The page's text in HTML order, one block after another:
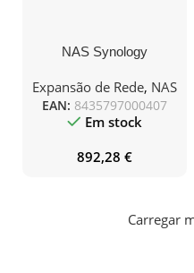
NAS Synology
Bahías 3.5″- 2.5″/ 6GB
DDR4/ 8TB/ Formato
Torre
Expansão de Rede, NAS
EAN: 8435797000407
Em stock
892,28 €
Carregar